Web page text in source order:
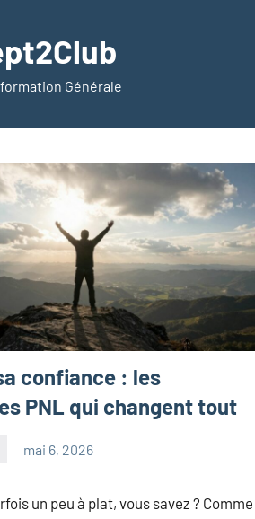
Générale
confiance : les
PNL qui changent tout
mai 6, 2026
un peu à plat, vous savez ? Comme